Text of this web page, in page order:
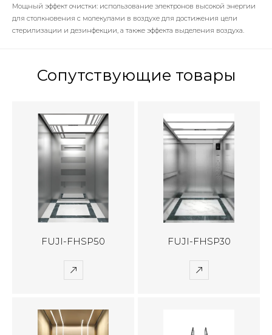
Мощный эффект очистки: использование электронов высокой энергии
для столкновения с молекулами в воздухе для достижения цели
стерилизации и дезинфекции, а также эффекта выделения воздуха.
Сопутствующие товары
FUJI-FHSP50 FUJI-FHSP30